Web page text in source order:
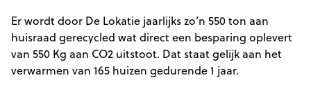
Er wordt door De Lokatie jaarlijks zo’n 550 ton aan
huisraad gerecycled wat direct een besparing oplevert
van 550 Kg aan CO2 uitstoot. Dat staat gelijk aan het
verwarmen van 165 huizen gedurende 1 jaar.